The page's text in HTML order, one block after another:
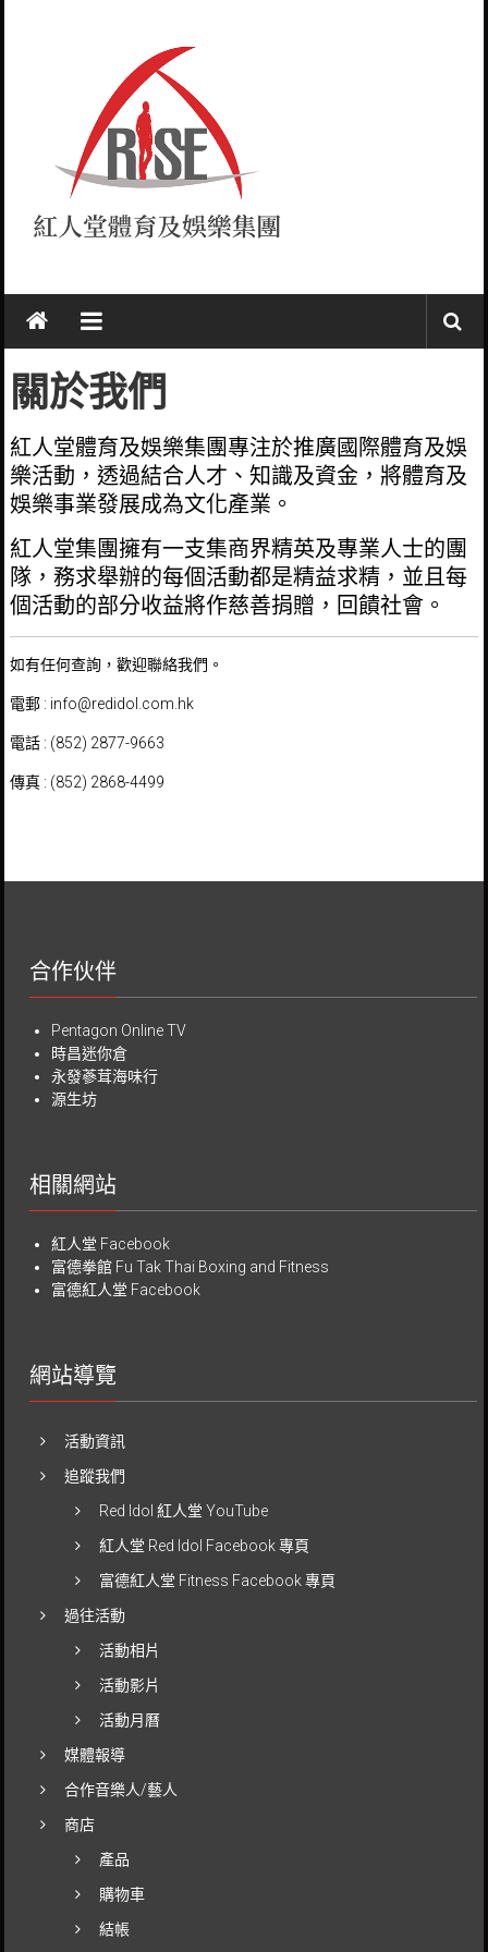
紅
人
堂
RISE
關於我們
紅人堂體育及娛樂集團專注於推廣國際體育及娛
樂活動，透過結合人才、知識及資金，將體育及
娛樂事業發展成為文化產業。
紅人堂集團擁有一支集商界精英及專業人士的團
隊，務求舉辦的每個活動都是精益求精，並且每
個活動的部分收益將作慈善捐贈，回饋社會。
如有任何查詢，歡迎聯絡我們。
電郵 : info@redidol.com.hk
電話 : (852) 2877-9663
傳真 : (852) 2868-4499
合作伙伴
Pentagon Online TV
時昌迷你倉
永發蔘茸海味行
源生坊
相關網站
紅人堂 Facebook
富德拳館 Fu Tak Thai Boxing and Fitness
富德紅人堂 Facebook
網站導覽
活動資訊
追蹤我們
Red Idol 紅人堂 YouTube
紅人堂 Red Idol Facebook 專頁
富德紅人堂 Fitness Facebook 專頁
過往活動
活動相片
活動影片
活動月曆
媒體報導
合作音樂人/藝人
商店
產品
購物車
結帳